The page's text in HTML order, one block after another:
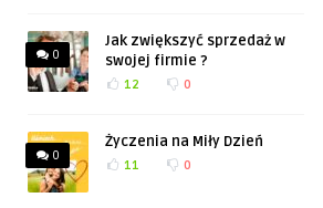
0
Jak zwiększyć sprzedaż w
swojej firmie ?
12 0
0
Życzenia na Miły Dzień
11 0